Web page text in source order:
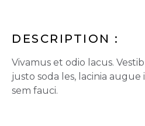
DESCRIPTION :
Vivamus et odio lacus.
justo soda les, lacinia
sem fauci.